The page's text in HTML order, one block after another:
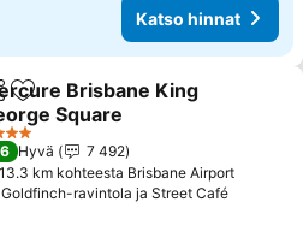
Katso hinnat
Lisää suosikkeihin
Brisbane King
Square
Hyvä
7 492
13.3 km kohteesta Brisbane Airport
Goldfinch-ravintola ja Street Café